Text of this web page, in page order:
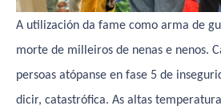
A utilización da fame como arma de
morte de milleiros de nenas e nenos.
persoas atópanse en fase 5 de
dicir, catastrófica. As altas